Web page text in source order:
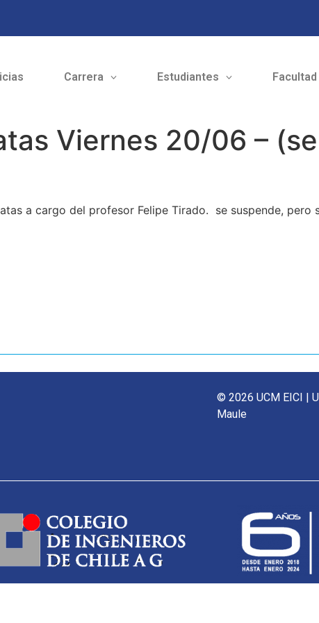
Carrera Estudiantes Facultad
Viernes 20/06 –
a cargo del profesor Felipe Tirado. se suspende, pero
© 2026 UCM EICI |
Maule